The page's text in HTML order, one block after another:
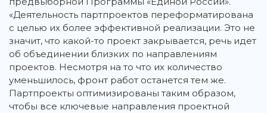
«Деятельность партпроектов переформатирована
с целью их более эффективной реализации. Это не
значит, что какой-то проект закрывается, речь идет
об объединении близких по направлениям
проектов. Несмотря на то что их количество
уменьшилось, фронт работ останется тем же.
Партпроекты оптимизированы таким образом,
чтобы все ключевые направления проектной